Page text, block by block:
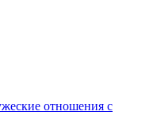
отношения с